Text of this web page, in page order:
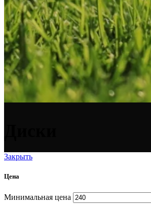
Закрыть
Цена
Минимальная цена